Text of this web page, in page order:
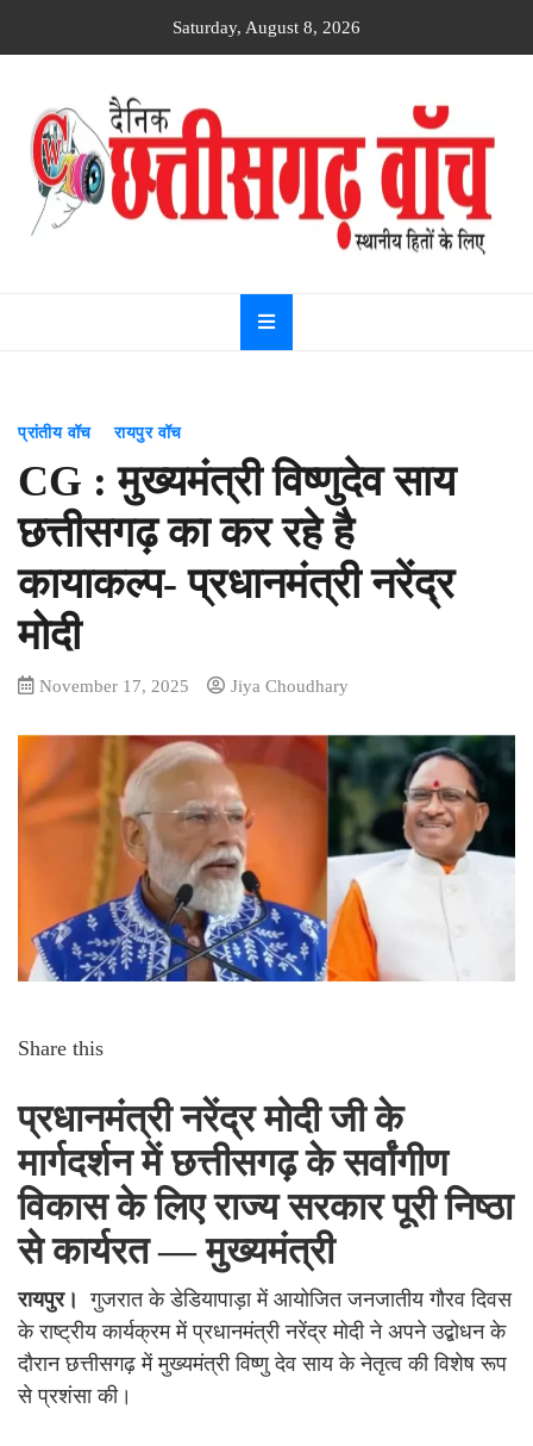
Saturday, August 8, 2026
Dainik
Chhattisgarh
watch
प्रांतीय वॉच रायपुर वॉच
CG : मुख्यमंत्री विष्णुदेव साय
छत्तीसगढ़ का कर रहे है
कायाकल्प- प्रधानमंत्री नरेंद्र
मोदी
November 17, 2025 Jiya Choudhary
Share this
प्रधानमंत्री नरेंद्र मोदी जी के
मार्गदर्शन में छत्तीसगढ़ के सर्वांगीण
विकास के लिए राज्य सरकार पूरी निष्ठा
से कार्यरत — मुख्यमंत्री
रायपुर। गुजरात के डेडियापाड़ा में आयोजित जनजातीय गौरव दिवस
के राष्ट्रीय कार्यक्रम में प्रधानमंत्री नरेंद्र मोदी ने अपने उद्बोधन के
दौरान छत्तीसगढ़ में मुख्यमंत्री विष्णु देव साय के नेतृत्व की विशेष रूप
से प्रशंसा की।